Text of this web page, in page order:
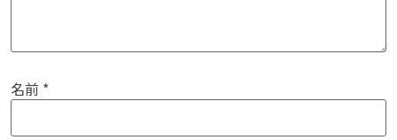
名前 *